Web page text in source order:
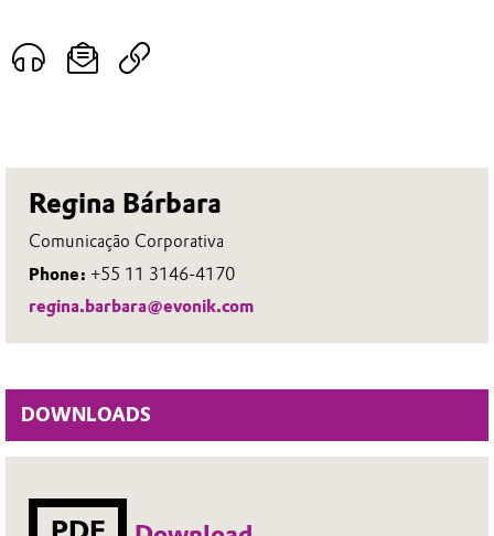
Regina Bárbara
Comunicação Corporativa
Phone: +55 11 3146-4170
regina.barbara@evonik.com
DOWNLOADS